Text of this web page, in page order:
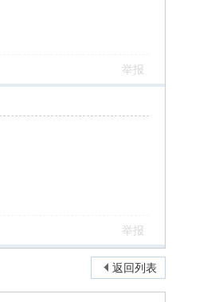
举报
举报
返回列表